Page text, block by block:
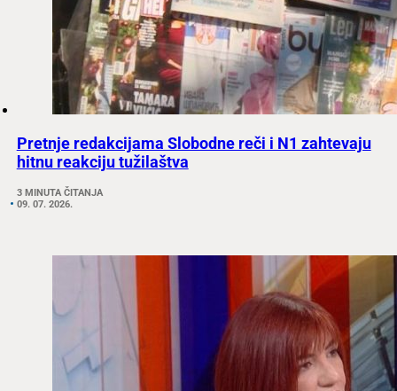
Pretnje redakcijama Slobodne reči i N1 zahtevaju
hitnu reakciju tužilaštva
3 MINUTA ČITANJA
09. 07. 2026.